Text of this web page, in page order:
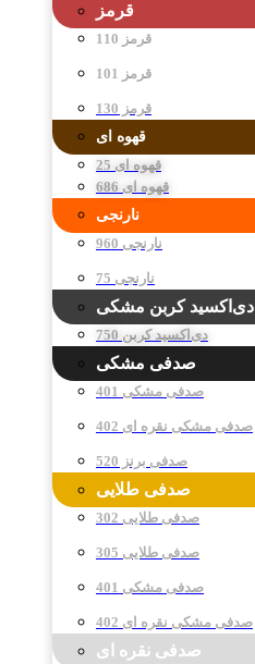
قرمز
قرمز 110
قرمز 101
قرمز 130
قهوه ای
قهوه ای 25
قهوه ای 686
نارنجی
نارنجی 960
نارنجی 75
دی‌اکسید کربن مشکی
دی‌اکسید کربن 750
صدفی مشکی
صدفی مشکی 401
صدفی مشکی نقره ای 402
صدفی برنز 520
صدفی طلایی
صدفی طلایی 302
صدفی طلایی 305
صدفی مشکی 401
صدفی مشکی نقره ای 402
صدفی نقره ای